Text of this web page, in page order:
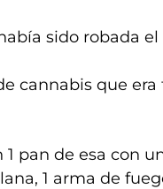
sido robada el
cannabis que era
pan de esa con
1 arma de